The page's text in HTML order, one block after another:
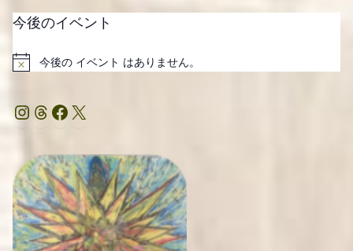
今後のイベント
Notice今後の イベント はありません。